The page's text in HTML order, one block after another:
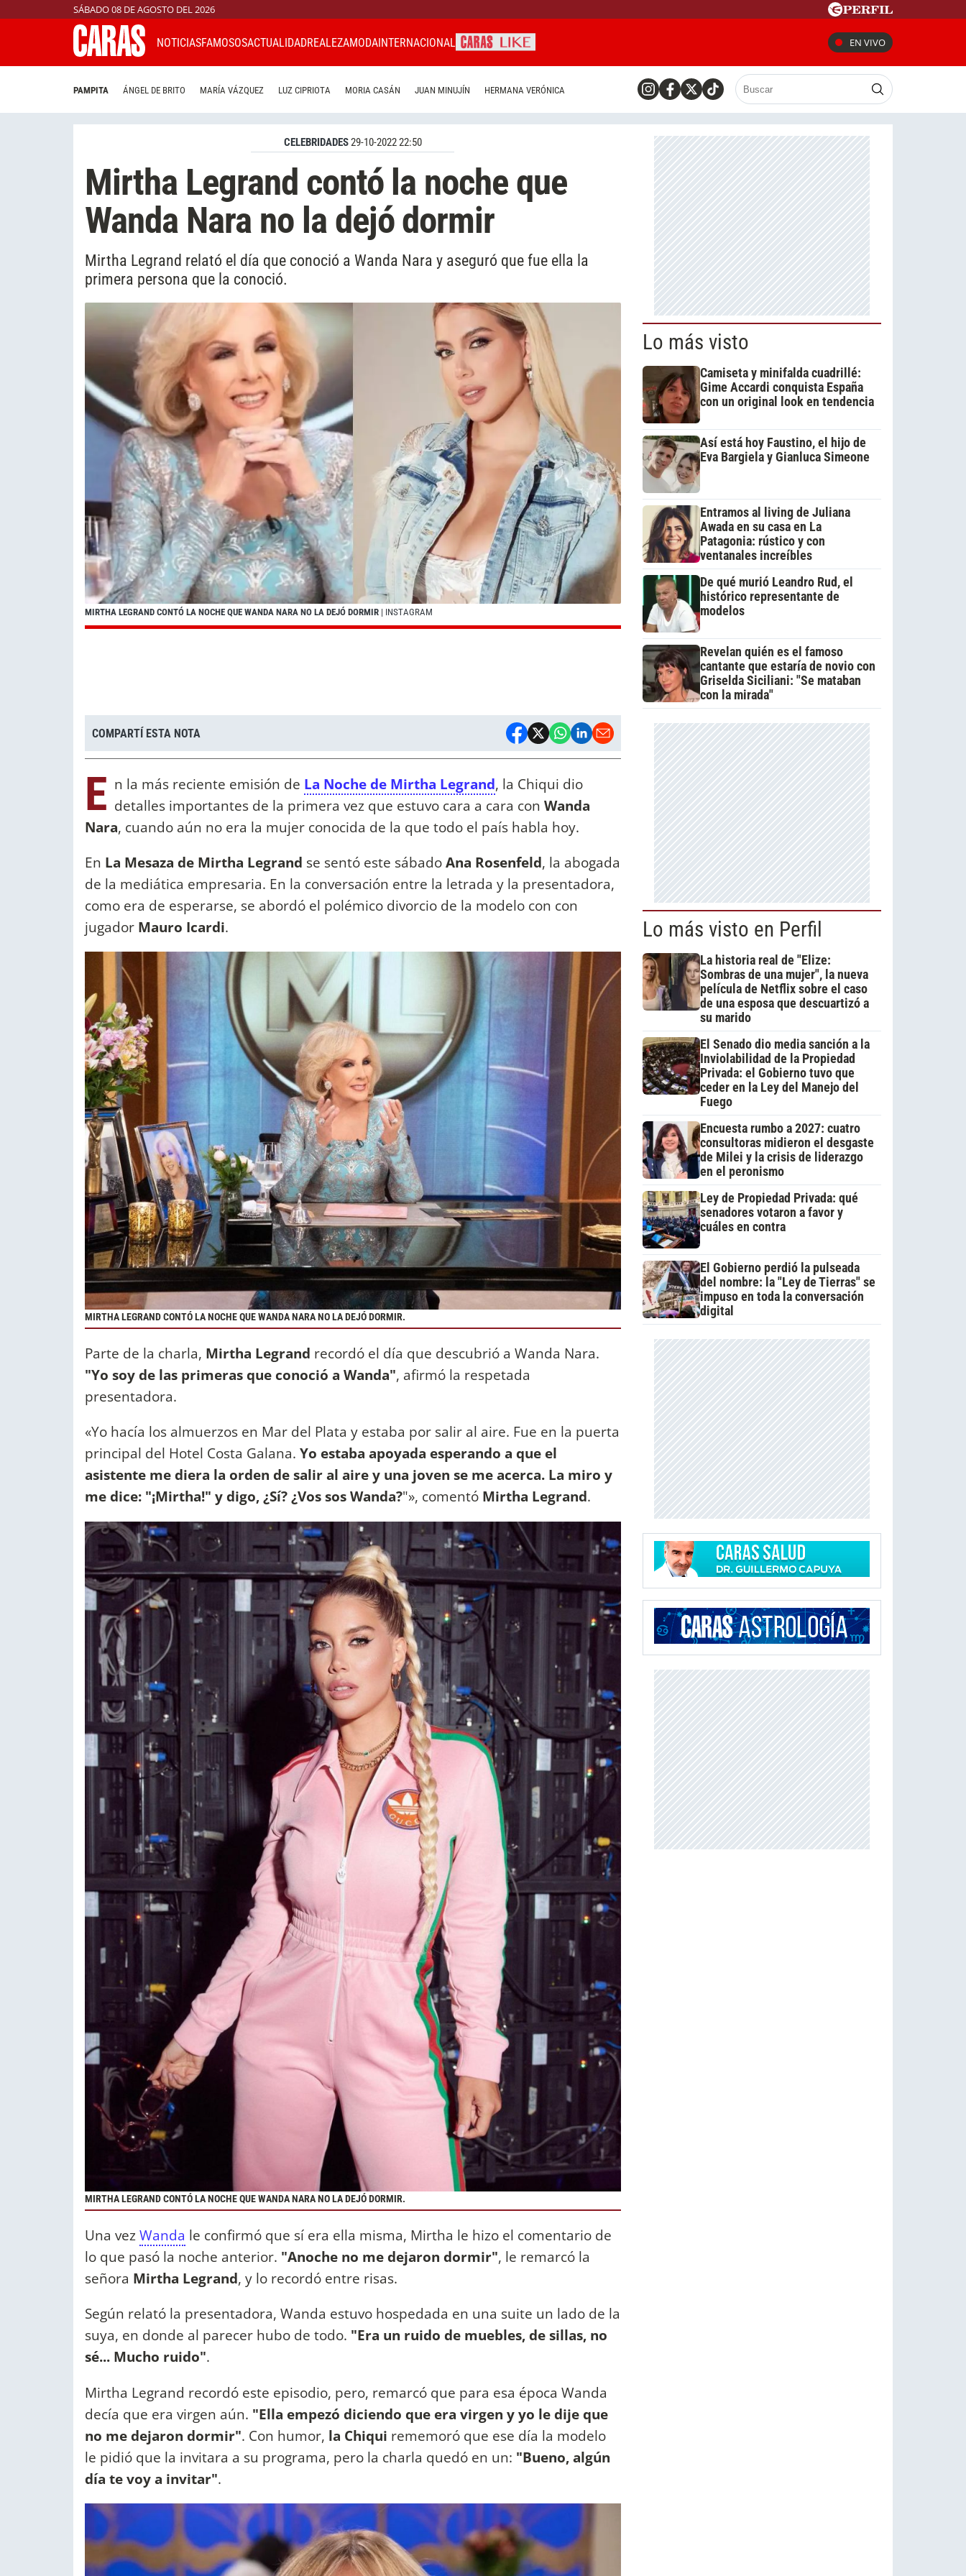
SÁBADO 08 DE AGOSTO DEL 2026
NOTICIASFAMOSOSACTUALIDADREALEZAMODAINTERNACIONAL EN VIVO
PAMPITA ÁNGEL DE BRITO MARÍA VÁZQUEZ LUZ CIPRIOTA MORIA CASÁN JUAN MINUJÍN HERMANA VERÓNICA
CELEBRIDADES29-10-2022 22:50
Mirtha Legrand contó la noche que
Wanda Nara no la dejó dormir
Mirtha Legrand relató el día que conoció a Wanda Nara y aseguró que fue ella la
primera persona que la conoció.
MIRTHA LEGRAND CONTÓ LA NOCHE QUE WANDA NARA NO LA DEJÓ DORMIR | INSTAGRAM
COMPARTÍ ESTA NOTA
E n la más reciente emisión de La Noche de Mirtha Legrand, la Chiqui dio
detalles importantes de la primera vez que estuvo cara a cara con Wanda
Nara, cuando aún no era la mujer conocida de la que todo el país habla hoy.
En La Mesaza de Mirtha Legrand se sentó este sábadoAna Rosenfeld, la abogada
de la mediática empresaria. En la conversación entre la letrada y la presentadora,
como era de esperarse, se abordó el polémico divorcio de la modelo con con
jugador Mauro Icardi.
MIRTHA LEGRAND CONTÓ LA NOCHE QUE WANDA NARA NO LA DEJÓ DORMIR.
Parte de la charla, Mirtha Legrand recordó el día que descubrió a Wanda Nara.
"Yo soy de las primeras que conoció a Wanda", afirmó la respetada
presentadora.
«Yo hacía los almuerzos en Mar del Plata y estaba por salir al aire. Fue en la puerta
principal del Hotel Costa Galana. Yo estaba apoyada esperando a que el
asistente me diera la orden de salir al aire y una joven se me acerca. La miro y
me dice: "¡Mirtha!" y digo, ¿Sí? ¿Vos sos Wanda?"», comentó Mirtha Legrand.
MIRTHA LEGRAND CONTÓ LA NOCHE QUE WANDA NARA NO LA DEJÓ DORMIR.
Una vezWanda le confirmó que sí era ella misma, Mirtha le hizo el comentario de
lo que pasó la noche anterior. "Anoche no me dejaron dormir", le remarcó la
señora Mirtha Legrand, y lo recordó entre risas.
Según relató la presentadora, Wanda estuvo hospedada en una suite un lado de la
suya, en donde al parecer hubo de todo. "Era un ruido de muebles, de sillas, no
sé... Mucho ruido".
Mirtha Legrand recordó este episodio, pero, remarcó que para esa época Wanda
decía que era virgen aún. "Ella empezó diciendo que era virgen y yo le dije que
no me dejaron dormir". Con humor, la Chiqui rememoró que ese día la modelo
le pidió que la invitara a su programa, pero la charla quedó en un: "Bueno, algún
día te voy a invitar".
Lo más visto
Camiseta y minifalda cuadrillé:
Gime Accardi conquista España
con un original look en tendencia
Así está hoy Faustino, el hijo de
Eva Bargiela y Gianluca Simeone
Entramos al living de Juliana
Awada en su casa en La
Patagonia: rústico y con
ventanales increíbles
De qué murió Leandro Rud, el
histórico representante de
modelos
Revelan quién es el famoso
cantante que estaría de novio con
Griselda Siciliani: "Se mataban
con la mirada"
Lo más visto en Perfil
La historia real de "Elize:
Sombras de una mujer", la nueva
película de Netflix sobre el caso
de una esposa que descuartizó a
su marido
El Senado dio media sanción a la
Inviolabilidad de la Propiedad
Privada: el Gobierno tuvo que
ceder en la Ley del Manejo del
Fuego
Encuesta rumbo a 2027: cuatro
consultoras midieron el desgaste
de Milei y la crisis de liderazgo
en el peronismo
Ley de Propiedad Privada: qué
senadores votaron a favor y
cuáles en contra
El Gobierno perdió la pulseada
del nombre: la "Ley de Tierras" se
impuso en toda la conversación
digital